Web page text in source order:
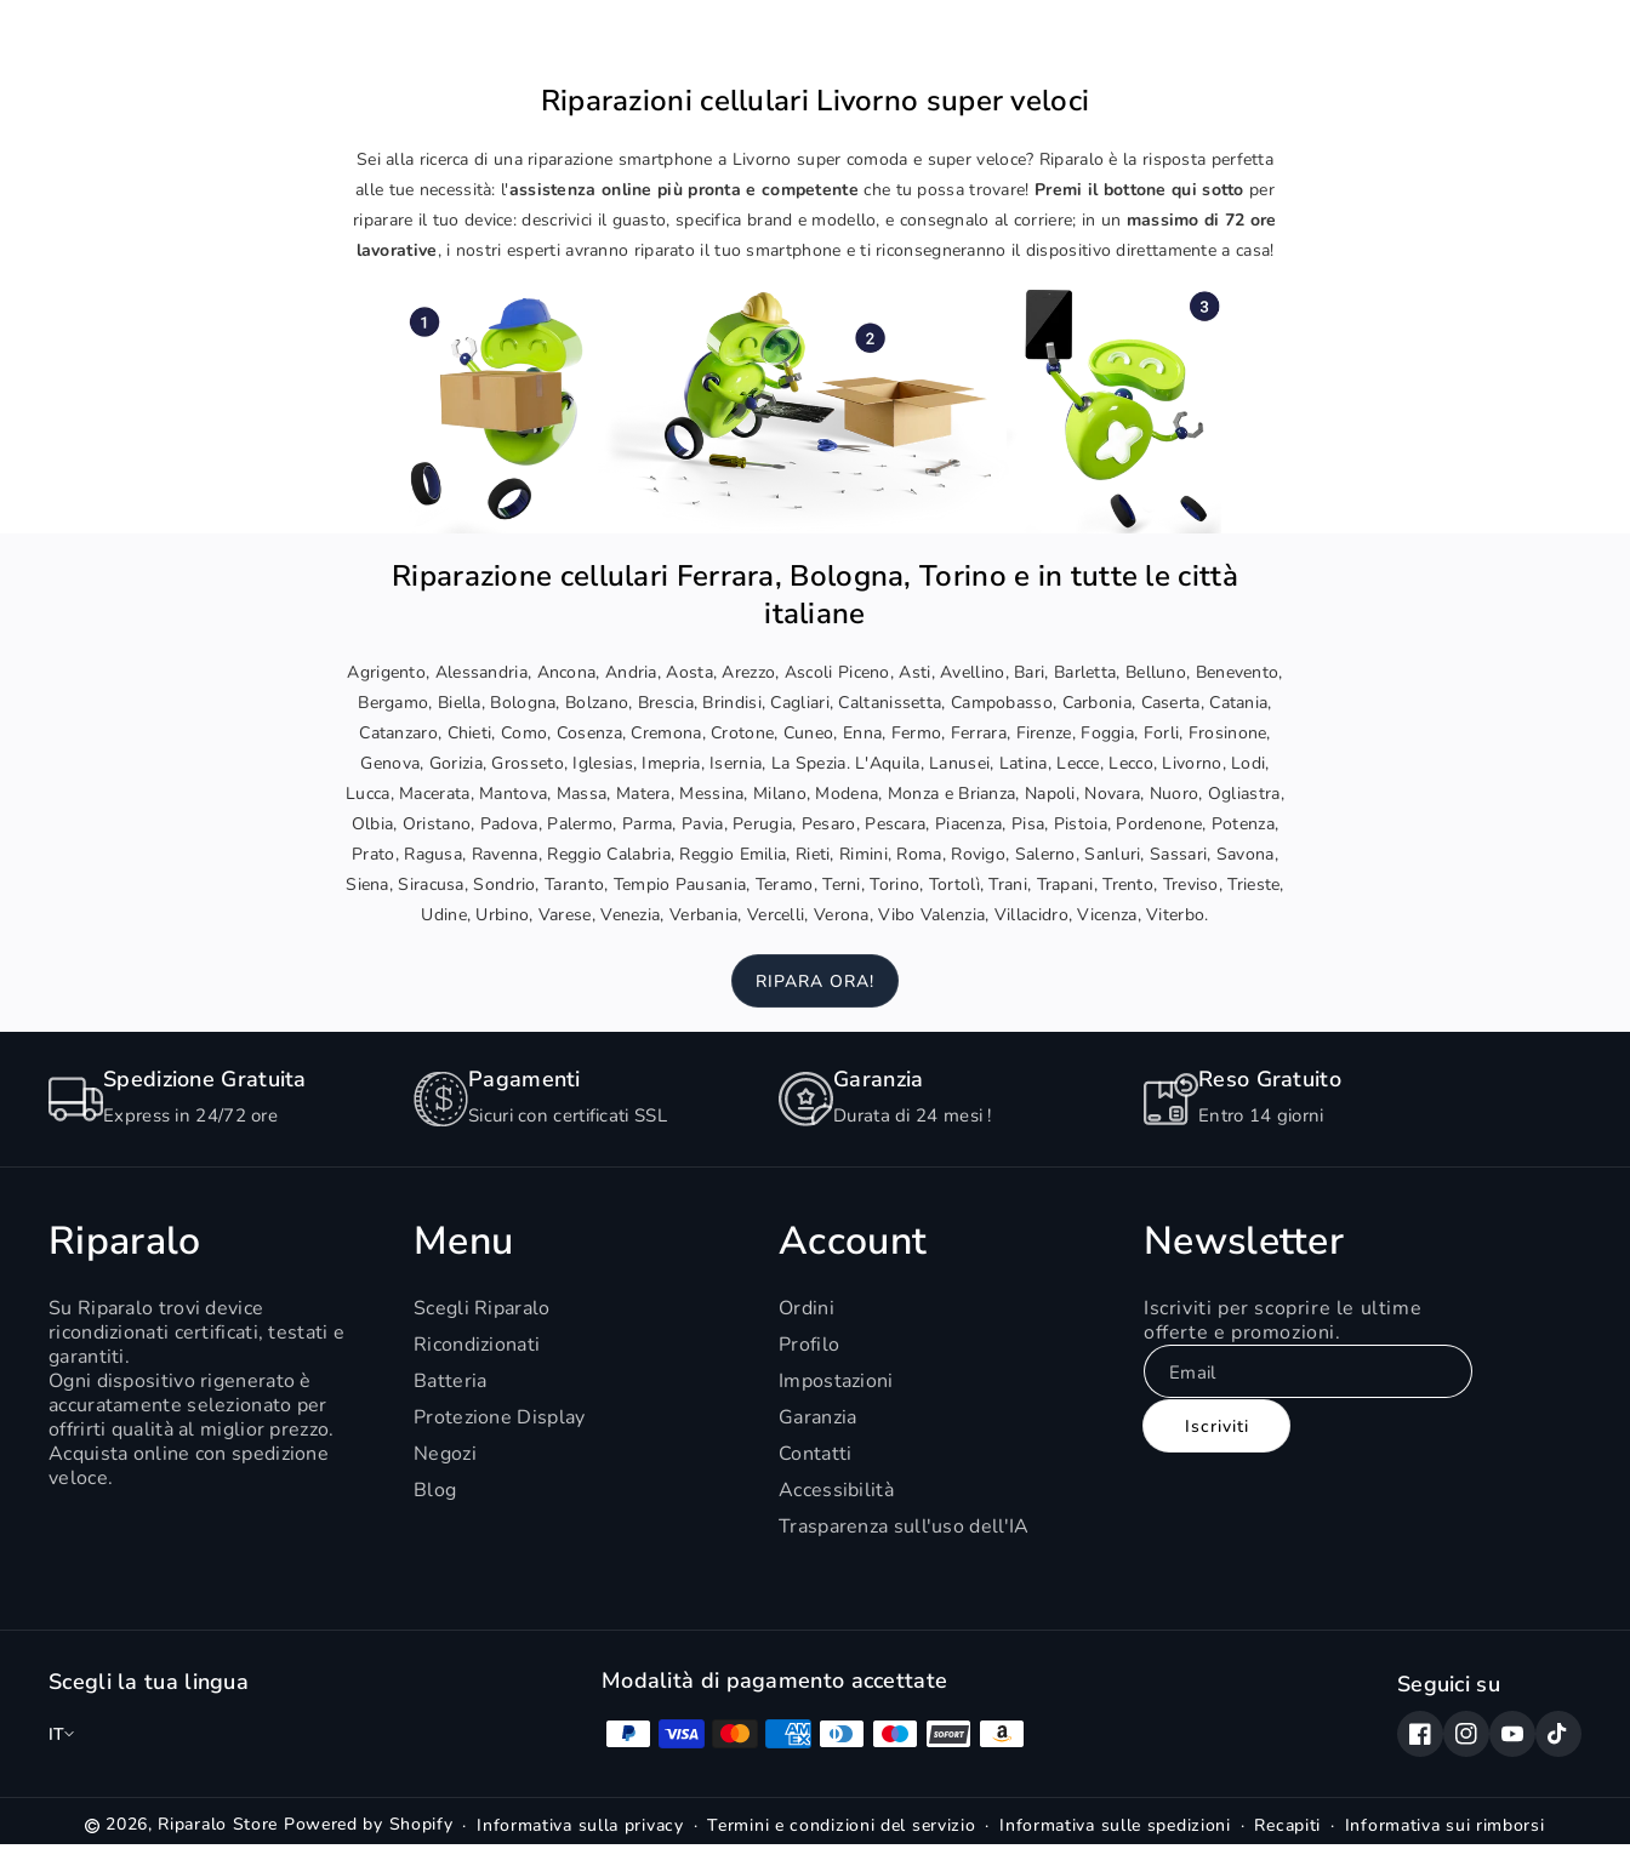
Riparazioni cellulari Livorno super veloci
Sei alla ricerca di una riparazione smartphone a Livorno super comoda e super veloce? Riparalo è la risposta perfetta
alle tue necessità: l'assistenza online più pronta e competente che tu possa trovare! Premi il bottone qui sotto per
riparare il tuo device: descrivici il guasto, specifica brand e modello, e consegnalo al corriere; in un massimo di 72 ore
lavorative, i nostri esperti avranno riparato il tuo smartphone e ti riconsegneranno il dispositivo direttamente a casa!
Riparazione cellulari Ferrara, Bologna, Torino e in tutte le città
italiane
Agrigento, Alessandria, Ancona, Andria, Aosta, Arezzo, Ascoli Piceno, Asti, Avellino, Bari, Barletta, Belluno, Benevento,
Bergamo, Biella, Bologna, Bolzano, Brescia, Brindisi, Cagliari, Caltanissetta, Campobasso, Carbonia, Caserta, Catania,
Catanzaro, Chieti, Como, Cosenza, Cremona, Crotone, Cuneo, Enna, Fermo, Ferrara, Firenze, Foggia, Forli, Frosinone,
Genova, Gorizia, Grosseto, Iglesias, Imepria, Isernia, La Spezia. L'Aquila, Lanusei, Latina, Lecce, Lecco, Livorno, Lodi,
Lucca, Macerata, Mantova, Massa, Matera, Messina, Milano, Modena, Monza e Brianza, Napoli, Novara, Nuoro, Ogliastra,
Olbia, Oristano, Padova, Palermo, Parma, Pavia, Perugia, Pesaro, Pescara, Piacenza, Pisa, Pistoia, Pordenone, Potenza,
Prato, Ragusa, Ravenna, Reggio Calabria, Reggio Emilia, Rieti, Rimini, Roma, Rovigo, Salerno, Sanluri, Sassari, Savona,
Siena, Siracusa, Sondrio, Taranto, Tempio Pausania, Teramo, Terni, Torino, Tortolì, Trani, Trapani, Trento, Treviso, Trieste,
Udine, Urbino, Varese, Venezia, Verbania, Vercelli, Verona, Vibo Valenzia, Villacidro, Vicenza, Viterbo.
RIPARA ORA!
Spedizione Gratuita
Express in 24/72 ore
Pagamenti
Sicuri con certificati SSL
Garanzia
Durata di 24 mesi !
Reso Gratuito
Entro 14 giorni
Riparalo
Su Riparalo trovi device
ricondizionati certificati, testati e
garantiti.
Ogni dispositivo rigenerato è
accuratamente selezionato per
offrirti qualità al miglior prezzo.
Acquista online con spedizione
veloce.
Menu
Scegli Riparalo
Ricondizionati
Batteria
Protezione Display
Negozi
Blog
Account
Ordini
Profilo
Impostazioni
Garanzia
Contatti
Accessibilità
Trasparenza sull'uso dell'IA
Newsletter
Iscriviti per scoprire le ultime
offerte e promozioni.
Email
Iscriviti
Scegli la tua lingua
IT
Modalità di pagamento accettate Seguici su
FacebookInstagramYouTube
TikTok
2026, Riparalo Store Powered by Shopify Informativa sulla privacy Termini e condizioni del servizio Informativa sulle spedizioni Recapiti
Informativa sui rimborsi